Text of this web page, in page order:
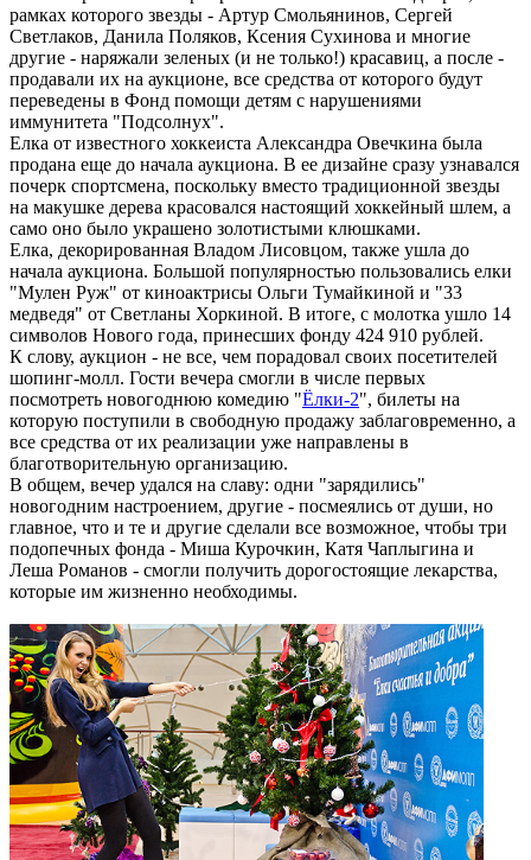
рамках которого звезды - Артур Смольянинов, Сергей
Светлаков, Данила Поляков, Ксения Сухинова и многие
другие - наряжали зеленых (и не только!) красавиц, а после -
продавали их на аукционе, все средства от которого будут
переведены в Фонд помощи детям с нарушениями
иммунитета "Подсолнух".
Елка от известного хоккеиста Александра Овечкина была
продана еще до начала аукциона. В ее дизайне сразу узнавался
почерк спортсмена, поскольку вместо традиционной звезды
на макушке дерева красовался настоящий хоккейный шлем, а
само оно было украшено золотистыми клюшками.
Елка, декорированная Владом Лисовцом, также ушла до
начала аукциона. Большой популярностью пользовались елки
"Мулен Руж" от киноактрисы Ольги Тумайкиной и "33
медведя" от Светланы Хоркиной. В итоге, с молотка ушло 14
символов Нового года, принесших фонду 424 910 рублей.
К слову, аукцион - не все, чем порадовал своих посетителей
шопинг-молл. Гости вечера смогли в числе первых
посмотреть новогоднюю комедию "Ёлки-2", билеты на
которую поступили в свободную продажу заблаговременно, а
все средства от их реализации уже направлены в
благотворительную организацию.
В общем, вечер удался на славу: одни "зарядились"
новогодним настроением, другие - посмеялись от души, но
главное, что и те и другие сделали все возможное, чтобы три
подопечных фонда - Миша Курочкин, Катя Чаплыгина и
Леша Романов - смогли получить дорогостоящие лекарства,
которые им жизненно необходимы.